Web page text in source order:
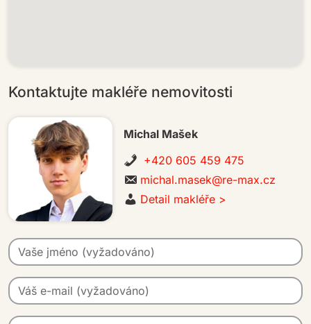
Kontaktujte makléře nemovitosti
Michal Mašek
+420 605 459 475
michal.masek@re-max.cz
Detail makléře >